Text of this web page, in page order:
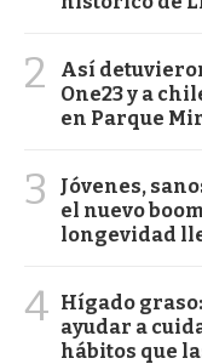
2
Así
One23 y a
en Parque
3
Jóvenes,
el nuevo
longevidad
4 Hígado
ayudar a
hábitos que